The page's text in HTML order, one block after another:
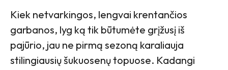
Kiek netvarkingos, lengvai krentančios
garbanos, lyg ką tik būtumėte grįžusį iš
pajūrio, jau ne pirmą sezoną karaliauja
stilingiausių šukuosenų topuose. Kadangi